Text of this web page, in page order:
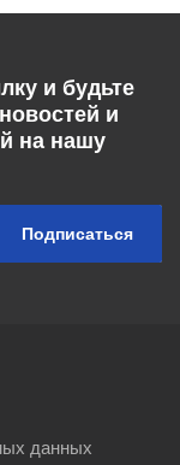
и будьте
и
на нашу
данных